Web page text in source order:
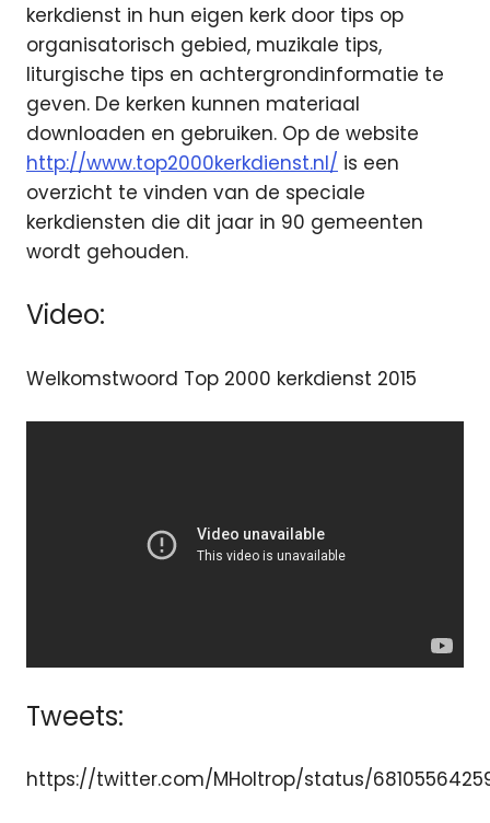
kerkdienst in hun eigen kerk door tips op
organisatorisch gebied, muzikale tips,
liturgische tips en achtergrondinformatie te
geven. De kerken kunnen materiaal
downloaden en gebruiken. Op de website
http://www.top2000kerkdienst.nl/ is een
overzicht te vinden van de speciale
kerkdiensten die dit jaar in 90 gemeenten
wordt gehouden.
Video:
Welkomstwoord Top 2000 kerkdienst 2015
Tweets:
https://twitter.com/MHoltrop/status/